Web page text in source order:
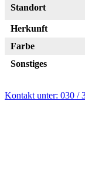
Standort
Herkunft
Farbe
Sonstiges
Kontakt unter: 030 /